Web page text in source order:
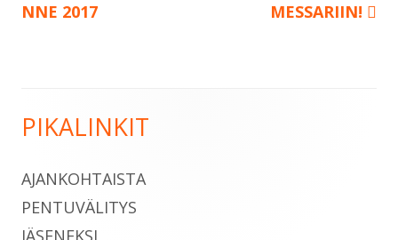
NNE 2017
MESSARIIN!
Sivupalkki
PIKALINKIT
AJANKOHTAISTA
PENTUVÄLITYS
JÄSENEKSI